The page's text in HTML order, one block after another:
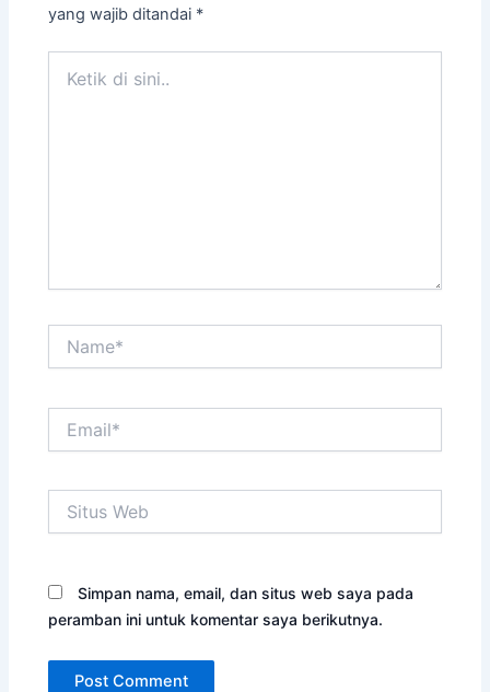
yang wajib ditandai *
Web
Simpan nama, email, dan situs web saya pada
peramban ini untuk komentar saya berikutnya.